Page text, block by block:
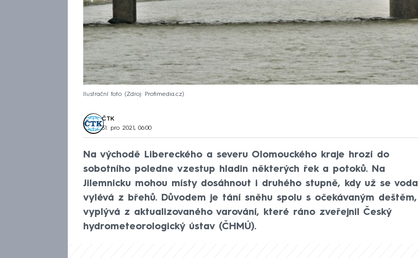
Ilustrační foto Zdroj: Profimedia.cz
ČTK
31. pro 2021, 06:00
Na východě Libereckého a severu Olomouckého kraje hrozí do
sobotního poledne vzestup hladin některých řek a potoků. Na
Jilemnicku mohou místy dosáhnout i druhého stupně, kdy už se voda
vylévá z břehů. Důvodem je tání sněhu spolu s očekávaným deštěm,
vyplývá z aktualizovaného varování, které ráno zveřejnil Český
hydrometeorologický ústav (ČHMÚ).